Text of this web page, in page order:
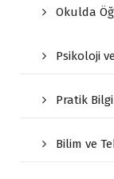
Okulda
Psikoloji
Pratik
Bilim ve